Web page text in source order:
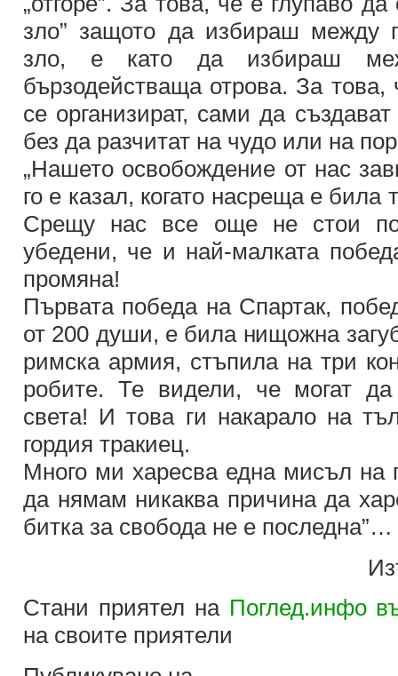
зло” защото да избираш между
зло, е като да избираш
бързодействаща отрова. За
се организират, сами да
без да разчитат на чудо или на
„Нашето освобождение от нас
го е казал, когато насреща е
Срещу нас все още не стои
убедени, че и най-малката
промяна!
Първата победа на Спартак,
от 200 души, е била нищожна
римска армия, стъпила на три
робите. Те видели, че могат да
света! И това ги накарало на
гордия тракиец.
Много ми харесва една мисъл на
да нямам никаква причина да
битка за свобода не е последна”…
Стани приятел на Поглед.инфо
на своите приятели